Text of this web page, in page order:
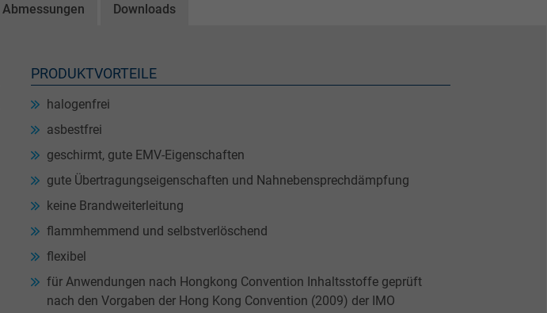
Abmessungen Downloads
PRODUKTVORTEILE
halogenfrei
asbestfrei
geschirmt, gute EMV-Eigenschaften
gute Übertragungseigenschaften und Nahnebensprechdämpfung
keine Brandweiterleitung
flammhemmend und selbstverlöschend
flexibel
für Anwendungen nach Hongkong Convention Inhaltsstoffe geprüft
nach den Vorgaben der Hong Kong Convention (2009) der IMO